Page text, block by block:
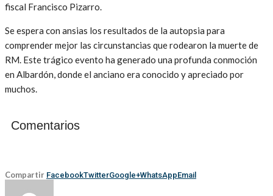
fiscal Francisco Pizarro.
Se espera con ansias los resultados de la autopsia para
comprender mejor las circunstancias que rodearon la muerte de
RM. Este trágico evento ha generado una profunda conmoción
en Albardón, donde el anciano era conocido y apreciado por
muchos.
Comentarios
Compartir FacebookTwitterGoogle+WhatsAppEmail